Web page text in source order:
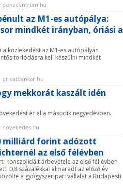
penzcentrum.hu
az M1-es autópálya:
mindkét irányban, óriási a
a közlekedést az M1-es autópályán
torlódásra kell készülni mindkét
privatbankar.hu
mekkorát kaszált idén
ér el a második negyedévben.
novekedes.hu
milliárd forint adózott
az első félévben
konszolidált árbevétele az első fél évben
0,8 százalékkal elmaradt az előző év
a gyógyszeripari vállalat a Budapesti